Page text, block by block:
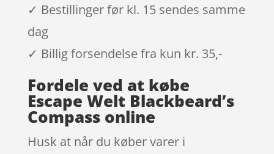
✓ Bestillinger før kl. 15 sendes samme
dag
✓ Billig forsendelse fra kun kr. 35,-
Fordele ved at købe
Escape Welt Blackbeard’s
Compass online
Husk at når du køber varer i